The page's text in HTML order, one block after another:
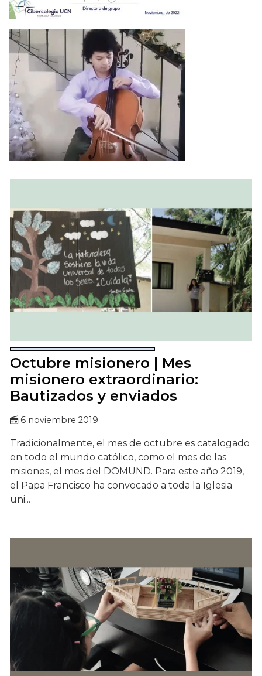
Octubre misionero | Mes
misionero extraordinario:
Bautizados y enviados
6 noviembre 2019
Tradicionalmente, el mes de octubre es catalogado
en todo el mundo católico, como el mes de las
misiones, el mes del DOMUND. Para este año 2019,
el Papa Francisco ha convocado a toda la Iglesia
uni...